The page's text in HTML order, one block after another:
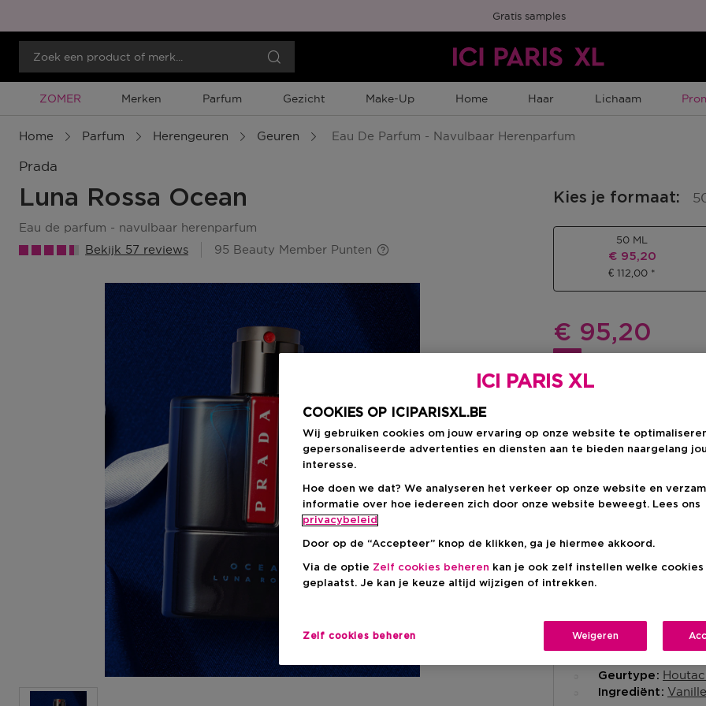
Gratis samples
Tijdelijke Promotie
ZOMER Merken Parfum Gezicht Make-Up Home Haar Lichaam
Home Parfum Herengeuren Geuren Eau De Parfum - Navulbaar Herenparfum
Prada
Luna Rossa Ocean
eau de parfum - navulbaar herenparfum
Bekijk 57 reviews
95 Beauty Member Punten
Kies je formaat:
50 ML
Kortingsprijs
€ 95,20
€ 112,00
Kortingsprijs
€ 95,20
Aanbevolen
Levering aan huis
Op voorraad-
Ophalen in een
Ophalen in een
Selecteer een
Korte
Geurtype
Ingrediënt Vanille
ICI PARIS XL
COOKIES OP ICIPARISXL.BE
Wij gebruiken cookies om jouw ervaring op onze website te
gepersonaliseerde advertenties en diensten aan te bieden naargelang
interesse.
Hoe doen we dat? We analyseren het verkeer op onze website en
informatie over hoe iedereen zich door onze website beweegt. Lees ons
privacybeleid
Door op de “Accepteer” knop de klikken, ga je hiermee akkoord.
Via de optie Zelf cookies beheren kan je ook zelf instellen welke cookies
geplaatst. Je kan je keuze altijd wijzigen of intrekken.
Zelf cookies beheren Weigeren